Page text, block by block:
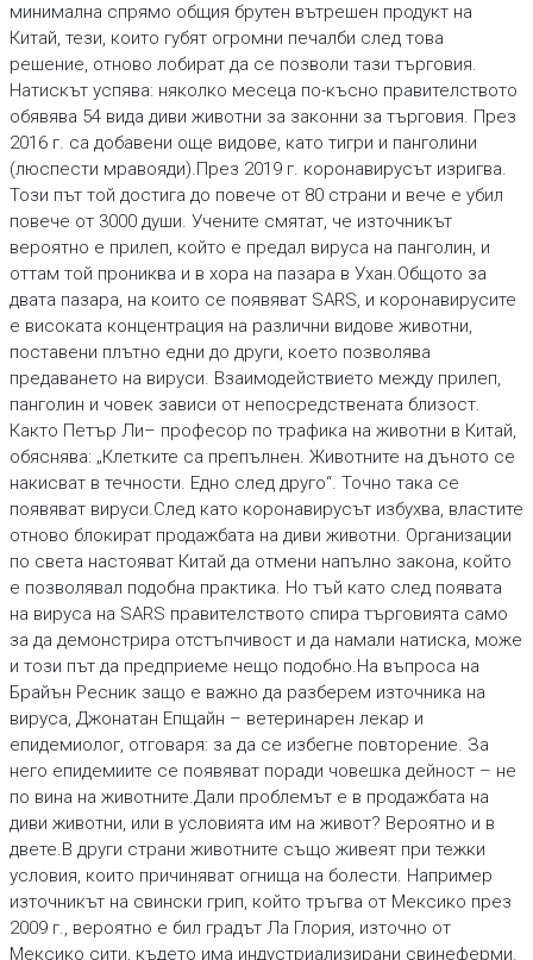
минимална спрямо общия брутен вътрешен продукт на
Китай, тези, които губят огромни печалби след това
решение, отново лобират да се позволи тази търговия.
Натискът успява: няколко месеца по-късно правителството
обявява 54 вида диви животни за законни за търговия. През
2016 г. са добавени още видове, като тигри и панголини
(люспести мравояди).През 2019 г. коронавирусът изригва.
Този път той достига до повече от 80 страни и вече е убил
повече от 3000 души. Учените смятат, че източникът
вероятно е прилеп, който е предал вируса на панголин, и
оттам той прониква и в хора на пазара в Ухан.Общото за
двата пазара, на които се появяват SARS, и коронавирусите
е високата концентрация на различни видове животни,
поставени плътно едни до други, което позволява
предаването на вируси. Взаимодействието между прилеп,
панголин и човек зависи от непосредствената близост.
Както Петър Ли– професор по трафика на животни в Китай,
обяснява: „Клетките са препълнен. Животните на дъното се
накисват в течности. Едно след друго“. Точно така се
появяват вируси.След като коронавирусът избухва, властите
отново блокират продажбата на диви животни. Организации
по света настояват Китай да отмени напълно закона, който
е позволявал подобна практика. Но тъй като след появата
на вируса на SARS правителството спира търговията само
за да демонстрира отстъпчивост и да намали натиска, може
и този път да предприеме нещо подобно.На въпроса на
Брайън Ресник защо е важно да разберем източника на
вируса, Джонатан Епщайн – ветеринарен лекар и
епидемиолог, отговаря: за да се избегне повторение. За
него епидемиите се появяват поради човешка дейност – не
по вина на животните.Дали проблемът е в продажбата на
диви животни, или в условията им на живот? Вероятно и в
двете.В други страни животните също живеят при тежки
условия, които причиняват огнища на болести. Например
източникът на свински грип, който тръгва от Мексико през
2009 г., вероятно е бил градът Ла Глория, източно от
Мексико сити, където има индустриализирани свинеферми.